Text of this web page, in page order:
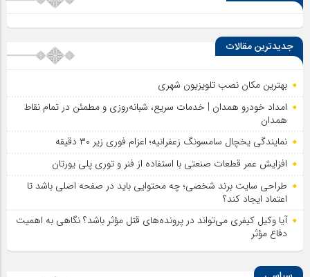
جدیدترین مقالات
بهترین مکان نصب تلویزیون شهری
امداد خودرو همدان | خدمات سریع، شبانه‌روزی و مطمئن در تمام نقاط
همدان
نمایندگی یخچال سامسونگ زعفرانیه؛ اعزام فوری زیر ۳۰ دقیقه
افزایش عمر قطعات صنعتی با استفاده از فنر و توری پلی یورتان
طراحی سایت برند شخصی؛ چه محتوایی باید در صفحه اصلی باشد تا
اعتماد ایجاد کند؟
آیا وکیل کیفری می‌تواند در پرونده‌های قتل مؤثر باشد؟ نگاهی به اهمیت
دفاع مؤثر